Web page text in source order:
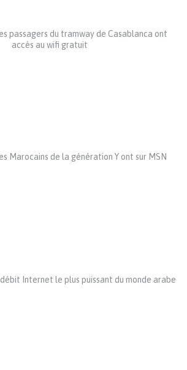
passagers du tramway de Casablanca ont
accès au wifi gratuit
Marocains de la génération Y ont sur MSN
Internet le plus puissant du monde arabe